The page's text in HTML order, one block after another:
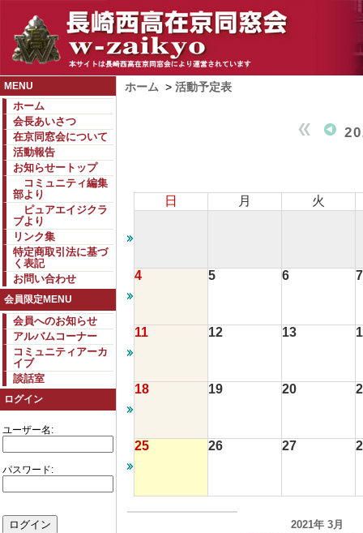
MENU
ホーム
会長あいさつ
在京同窓会について
活動報告
お知らせートップ
コミュニティ編集
部より
ピュアエイジクラ
ブより
リンク集
特定商取引法に基づ
く表記
お問い合わせ
会員限定MENU
会員へのお知らせ
アルバムコーナー
コミュニティアーカ
イブ
談話室
ログイン
ユーザー名:
パスワード:
ホーム > 活動予定表
日 月 火
4 5 6 7
11 12 13
18 19 20
25 26 27
2021年 3月